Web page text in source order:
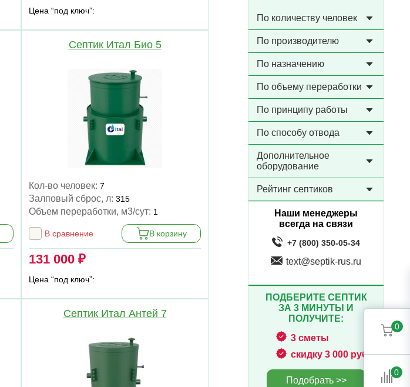
Цена “под ключ”:
Септик Итал Био 5
Кол-во человек: 7
Залповый сброс, л: 315
Объем переработки, м3/сут: 1
В сравнение В корзину
131 000 ₽
Цена “под ключ”:
Септик Итал Антей 7
По количеству человек
По производителю
По назначению
По объему переработки
По принципу работы
По способу отвода
Дополнительное
оборудование
Рейтинг септиков
Наши менеджеры
всегда на связи
+7 (800) 350-05-34
text@septik-rus.ru
ПОДБЕРИТЕ СЕПТИК
ЗА 3 МИНУТЫ И
ПОЛУЧИТЕ:
3 сметы
скидку 3 000 руб.
Подобрать >>
0
0